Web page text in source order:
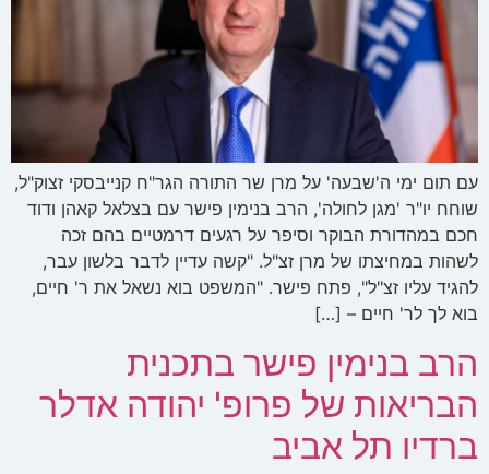
עם תום ימי ה'שבעה' על מרן שר התורה הגר"ח קנייבסקי זצוק"ל,
שוחח יו"ר 'מגן לחולה', הרב בנימין פישר עם בצלאל קאהן ודוד
חכם במהדורת הבוקר וסיפר על רגעים דרמטיים בהם זכה
לשהות במחיצתו של מרן זצ"ל. "קשה עדיין לדבר בלשון עבר,
להגיד עליו זצ"ל", פתח פישר. "המשפט בוא נשאל את ר' חיים,
בוא לך לר' חיים – […]
הרב בנימין פישר בתכנית
הבריאות של פרופ' יהודה אדלר
ברדיו תל אביב